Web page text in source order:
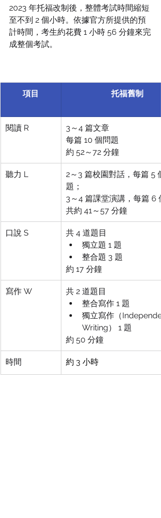
2023 年托福改制後，整體考試時間縮短
至不到 2 個小時。依據官方所提供的預
計時間，考生約花費 1 小時 56 分鐘來完
成整個考試。
項目 托福舊制
閱讀 R
3～4 篇文章
每篇 10 個問題
約 52～72 分鐘
聽力 L
2～3 篇校園對話，每篇 5
題；
3～4 篇課堂演講，每篇 6
共約 41～57 分鐘
口說 S
共 4 道題目
獨立題 1 題
整合題 3 題
約 17 分鐘
寫作 W
共 2 道題目
整合寫作 1 題
獨立寫作（
Writing） 1 題
約 50 分鐘
時間 約 3 小時